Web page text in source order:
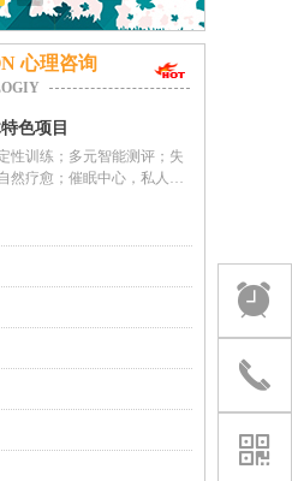
뀥
色项目
性训练；多元智能测评；失
然疗愈；催眠中心，私人心
心理咨询
뀥
끅
낃
끅
낃